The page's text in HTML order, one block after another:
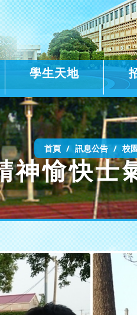
學生天地
首頁 訊息公告 校
神愉快士